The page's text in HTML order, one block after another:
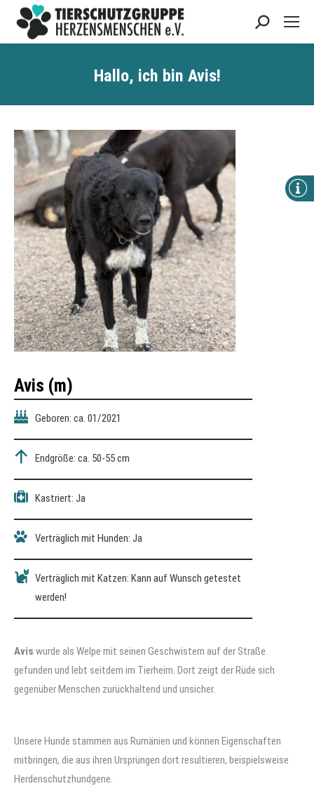
Search:
Hallo, ich bin Avis!
Avis (m)
Geboren: ca. 01/2021
Endgröße: ca. 50-55 cm
Kastriert: Ja
Verträglich mit Hunden: Ja
Verträglich mit Katzen: Kann auf Wunsch getestet
werden!
Avis wurde als Welpe mit seinen Geschwistern auf der Straße
gefunden und lebt seitdem im Tierheim. Dort zeigt der Rüde sich
gegenüber Menschen zurückhaltend und unsicher.
Unsere Hunde stammen aus Rumänien und können Eigenschaften
mitbringen, die aus ihren Ursprüngen dort resultieren, beispielsweise
Herdenschutzhundgene.